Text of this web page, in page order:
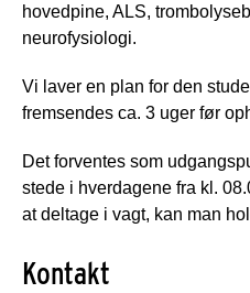
hovedpine, ALS,
neurofysiologi.
Vi laver en plan for den
fremsendes ca. 3 uger før
Det forventes som
stede i hverdagene fra kl.
at deltage i vagt, kan man
Kontakt